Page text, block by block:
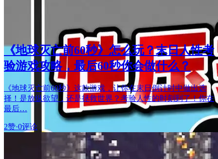
《地球灭亡前60秒》怎么玩？末日人性考
验游戏攻略，最后60秒你会做什么？
《地球灭亡前60秒》这款游戏，让你在末日倒计时中做出选
择！是放纵欲望，还是拯救世界？考验人性的时刻到了！你在
最后…
2赞·0评论